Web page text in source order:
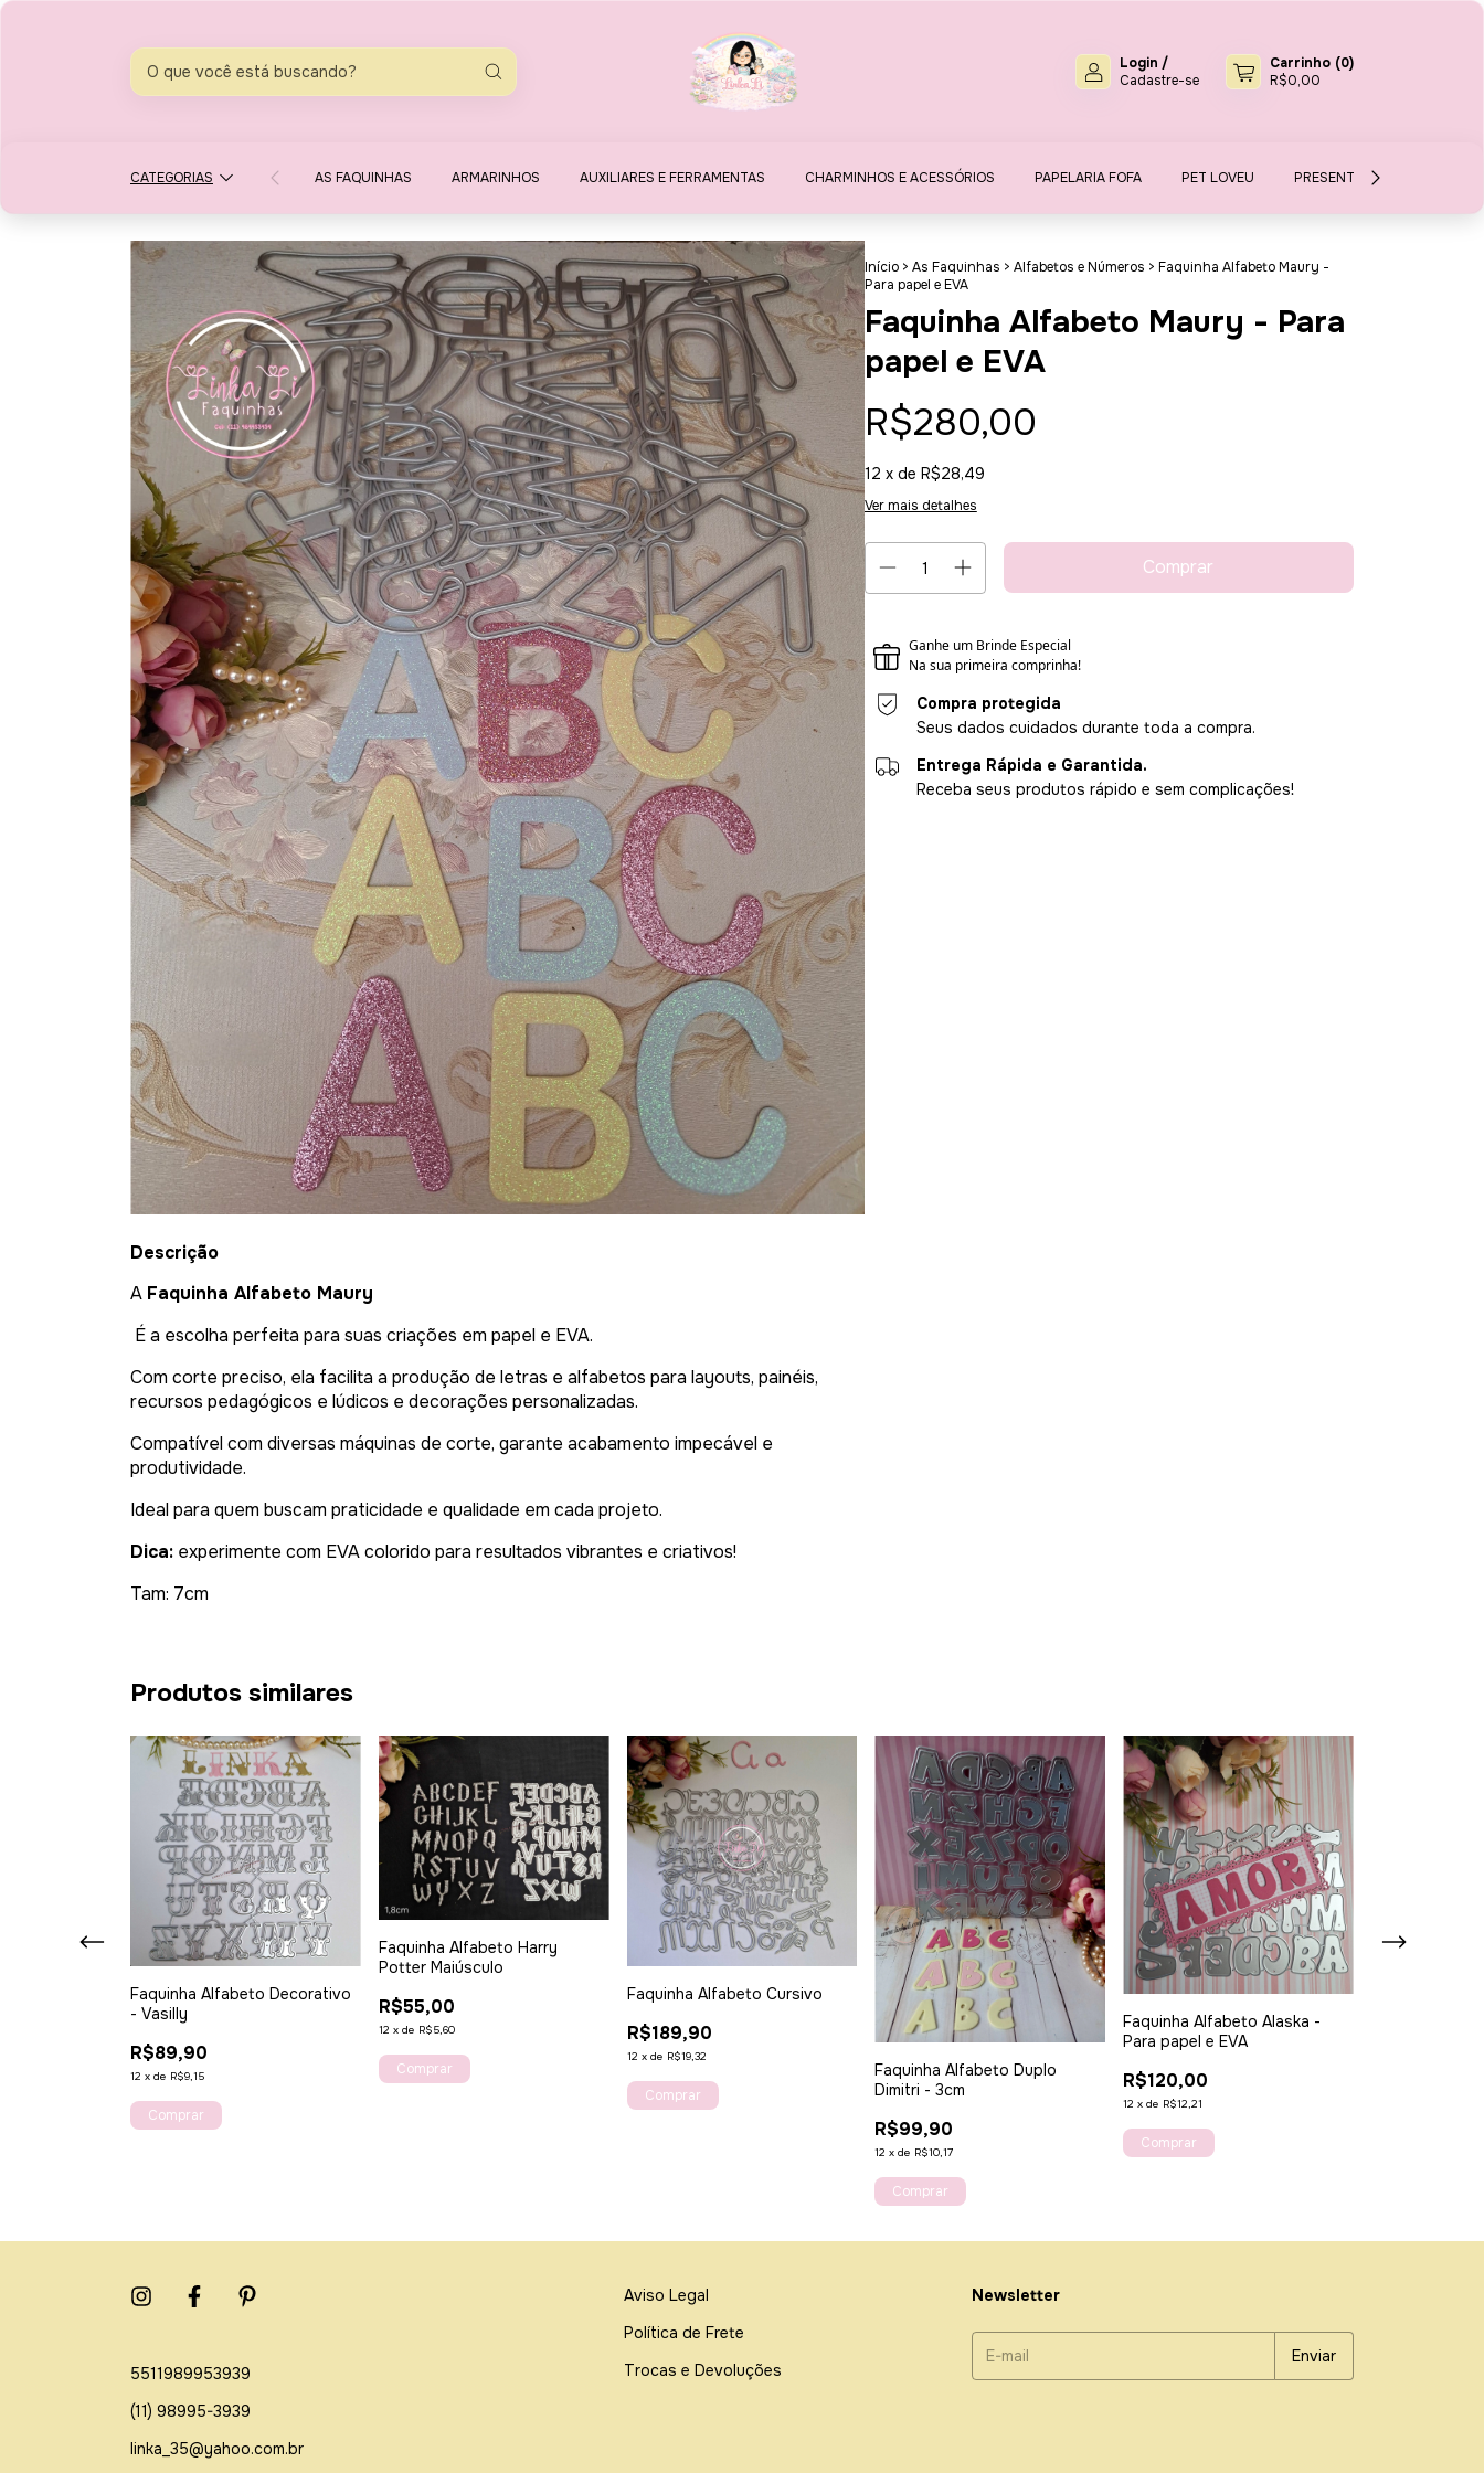
Login /
Cadastre-se
Carrinho (0)
R$0,00
CATEGORIAS AS FAQUINHAS ARMARINHOS AUXILIARES E FERRAMENTAS CHARMINHOS E ACESSÓRIOS PAPELARIA FOFA PET LOVEU PRESENTES E MIMOS
Início > As Faquinhas > Alfabetos e Números > Faquinha Alfabeto Maury -
Para papel e EVA
Faquinha Alfabeto Maury - Para
papel e EVA
R$280,00
12 x de R$28,49
Ver mais detalhes
Compra protegida
Seus dados cuidados durante toda a compra.
Entrega Rápida e Garantida.
Receba seus produtos rápido e sem complicações!
Descrição
A Faquinha Alfabeto Maury
É a escolha perfeita para suas criações em papel e EVA.
Com corte preciso, ela facilita a produção de letras e alfabetos para layouts, painéis,
recursos pedagógicos e lúdicos e decorações personalizadas.
Compatível com diversas máquinas de corte, garante acabamento impecável e
produtividade.
Ideal para quem buscam praticidade e qualidade em cada projeto.
Dica: experimente com EVA colorido para resultados vibrantes e criativos!
Tam: 7cm
Produtos similares
Faquinha Alfabeto Decorativo
- Vasilly
R$89,90
12 x de R$9,15
Faquinha Alfabeto Harry
Potter Maiúsculo
R$55,00
12 x de R$5,60
Faquinha Alfabeto Cursivo
R$189,90
12 x de R$19,32
Faquinha Alfabeto Duplo
Dimitri - 3cm
R$99,90
12 xde R$10,17
Faquinha Alfabeto Alaska -
Para papel e EVA
R$120,00
12 xde R$12,21
5511989953939
(11) 98995-3939
linka_35@yahoo.com.br
Aviso Legal
Política de Frete
Trocas e Devoluções
Newsletter